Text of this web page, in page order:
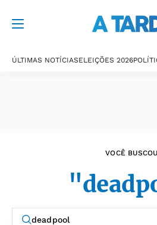
ÚLTIMAS NOTÍCIASELEIÇÕES 2026
VOCÊ